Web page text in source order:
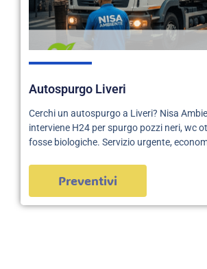
Autospurgo Liveri
Cerchi un autospurgo a Liveri? Nisa
interviene H24 per spurgo pozzi neri, wc
fosse biologiche. Servizio urgente,
Preventivi